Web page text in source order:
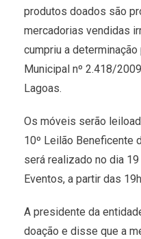
produtos doados são
mercadorias vendidas
cumpriu a
Municipal nº 2.418/
Lagoas.
Os móveis serão
10º Leilão Beneficente
será realizado no dia
Eventos, a partir das
A presidente da
doação e disse que a